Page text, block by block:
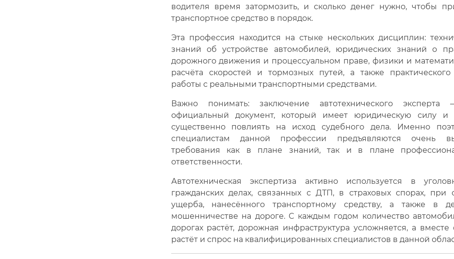
водителя время затормозить, и сколько денег нужно, чтобы
транспортное средство в порядок.
Эта профессия находится на стыке нескольких дисциплин:
знаний об устройстве автомобилей, юридических знаний о
дорожного движения и процессуальном праве, физики и
расчёта скоростей и тормозных путей, а также
работы с реальными транспортными средствами.
Важно понимать: заключение автотехнического
официальный документ, который имеет юридическую силу и
существенно повлиять на исход судебного дела. Именно
специалистам данной профессии предъявляются очень
требования как в плане знаний, так и в плане
ответственности.
Автотехническая экспертиза активно используется в
гражданских делах, связанных с ДТП, в страховых спорах, при
ущерба, нанесённого транспортному средству, а также в
мошенничестве на дороге. С каждым годом количество
дорогах растёт, дорожная инфраструктура усложняется, а вместе
растёт и спрос на квалифицированных специалистов в данной